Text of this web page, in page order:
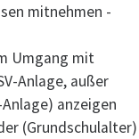
mitnehmen -
Umgang mit
Anlage, außer
anzeigen
(Grundschulalter)